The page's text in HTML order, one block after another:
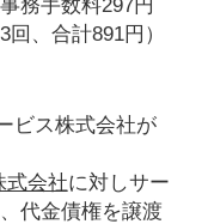
務手数料297円
、合計891円）
ビス株式会社が
式会社に対しサー
代金債権を譲渡